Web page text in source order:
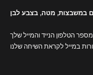
במשבצות, מטה, בצבע לבן
הטלפון הנייד והמייל שלך
במייל לקראת השיחה שלנו